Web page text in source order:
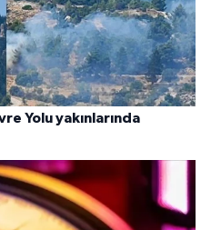
Yolu yakınlarında